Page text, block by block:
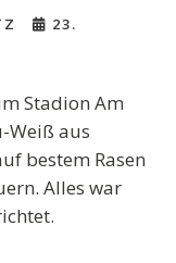
23.
Stadion Am
Weiß aus
bestem Rasen
Alles war